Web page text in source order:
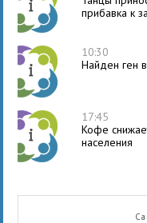
прибавка к
10:30
Найден ген
17:45
Кофе
населения